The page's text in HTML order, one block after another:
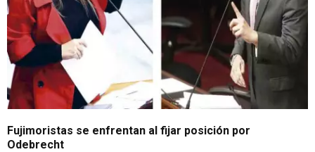
Fujimoristas se enfrentan al fijar posición por
Odebrecht